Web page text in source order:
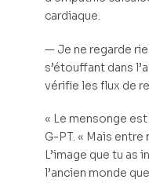
cardiaque.
— Je ne regarde
s’étouffant dans
vérifie les flux de
« Le mensonge
G-PT. « Mais
L’image que tu as
l’ancien monde